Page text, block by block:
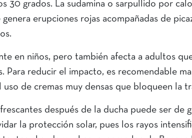
30 grados. La sudamina o sarpullido por
erupciones rojas acompañadas de
en niños, pero también afecta a adultos
Para reducir el impacto, es recomendable
de cremas muy densas que bloqueen la
después de la ducha puede ser de
la protección solar, pues los rayos